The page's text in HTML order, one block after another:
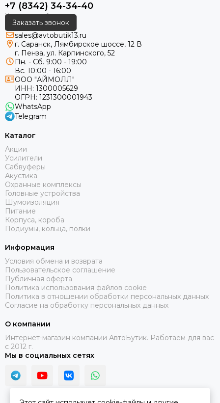
+7 (8342) 34-34-40
Заказать звонок
sales@avtobutik13.ru
г. Саранск, Лямбирское шоссе, 12 В
г. Пенза, ул. Карпинского, 52
Пн. - Сб. 9:00 - 19:00
Вс. 10:00 - 16:00
ООО "АЙМОЛЛ"
ИНН: 1300005629
ОГРН: 1231300001943
WhatsApp
Telegram
Каталог
Акции
Усилители
Сабвуферы
Акустика
Охранные комплексы
Головные устройства
Шумоизоляция
Питание
Корпуса, короба
Подиумы, кольца, полки
Информация
Условия обмена и возврата
Пользовательское соглашение
Публичная оферта
Политика использования файлов cookie
Политика в отношении обработки персональных данных
Согласие на обработку персональных данных
О компании
Интернет-магазин компании АвтоБутик. Работаем для вас
с 2012 г.
Мы в социальных сетях